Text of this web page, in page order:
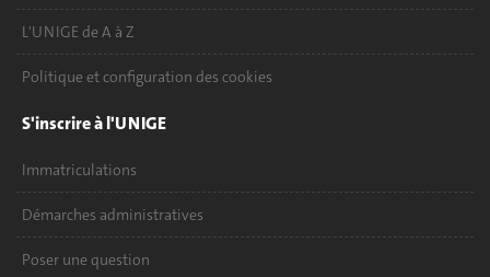
L'UNIGE de A à Z
Politique et configuration des cookies
S'inscrire à l'UNIGE
Immatriculations
Démarches administratives
Poser une question